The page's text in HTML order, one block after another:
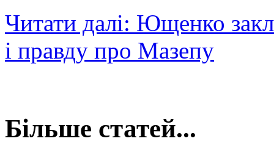
Читати далі: Ющенко
і правду про Мазепу
Більше статей...